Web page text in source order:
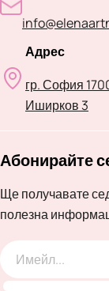
Адрес
гр. София
Иширков 3
Абонирайте
Ще получавате
полезна